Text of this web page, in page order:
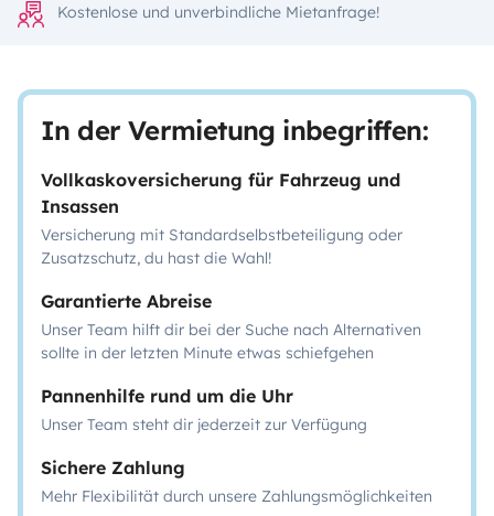
Kostenlose und unverbindliche Mietanfrage!
In der Vermietung inbegriffen:
Vollkaskoversicherung für Fahrzeug und
Insassen
Versicherung mit Standardselbstbeteiligung oder
Zusatzschutz, du hast die Wahl!
Garantierte Abreise
Unser Team hilft dir bei der Suche nach Alternativen
sollte in der letzten Minute etwas schiefgehen
Pannenhilfe rund um die Uhr
Unser Team steht dir jederzeit zur Verfügung
Sichere Zahlung
Mehr Flexibilität durch unsere Zahlungsmöglichkeiten